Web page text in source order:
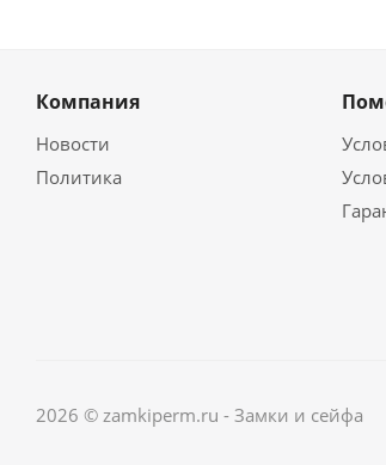
Компания
Новости
Политика
2026 © zamkiperm.ru - Замки и сейфа